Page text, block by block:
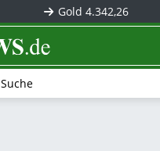
Gold4.342,26
Suche